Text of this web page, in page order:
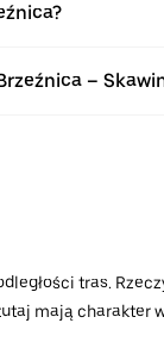
–
tras.
mają charakter